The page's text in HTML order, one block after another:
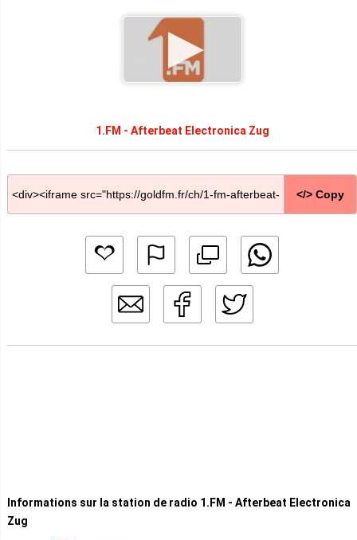
1.FM - Afterbeat Electronica Zug
</> Copy
Informations sur la station de radio 1.FM - Afterbeat Electronica
Zug